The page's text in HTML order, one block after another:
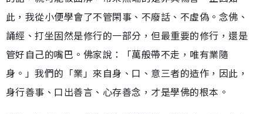
此，我從小便學會了不管閑事、不廢話、不虛偽。念佛、
誦經、打坐固然是修行的一部分，但最重要的修行，還是
管好自己的嘴巴。佛家說：「萬般帶不走，唯有業隨
身。」我們的「業」來自身、口、意三者的造作，因此，
身行善事、口出善言、心存善念，才是學佛的根本。